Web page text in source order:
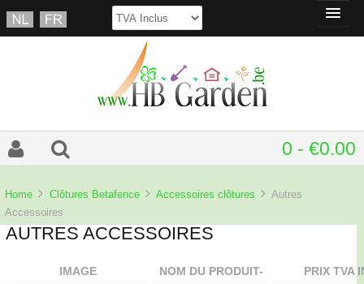
0 - €0.00
Home Clôtures Betafence Accessoires clôtures
Autres
Accessoires
AUTRES ACCESSOIRES
IMAGE NOM DU PRODUIT- PRIX TVA